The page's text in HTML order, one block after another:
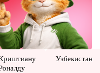
Узбекистан